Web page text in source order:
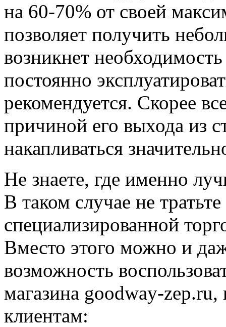
на 60-70% от своей
позволяет получить
возникнет
постоянно
рекомендуется. Скорее
причиной его выхода из
накапливаться
Не знаете, где именно
В таком случае не
специализированной
Вместо этого можно и
возможность
магазина goodway-zep.ru,
клиентам: